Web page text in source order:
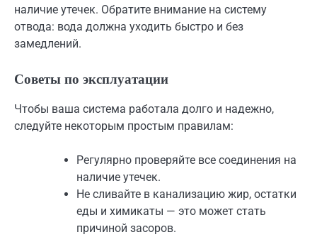
наличие утечек. Обратите внимание на систему
отвода: вода должна уходить быстро и без
замедлений.
Советы по эксплуатации
Чтобы ваша система работала долго и надежно,
следуйте некоторым простым правилам:
Регулярно проверяйте все соединения на
наличие утечек.
Не сливайте в канализацию жир, остатки
еды и химикаты — это может стать
причиной засоров.